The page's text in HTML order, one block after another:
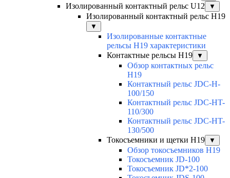
Изолированный контактный рельс U12 ▼
Изолированный контактный рельс Н19
▼
Изолированные контактные
рельсы Н19 характеристики
Контактные рельсы H19
▼
Обзор контактных рельс
H19
Контактный рельс JDC-H-
100/150
Контактный рельс JDC-HT-
110/300
Контактный рельс JDC-HT-
130/500
Токосъемники и щетки H19
▼
Обзор токосъемников H19
Токосъемник JD-100
Токосъемник JD*2-100